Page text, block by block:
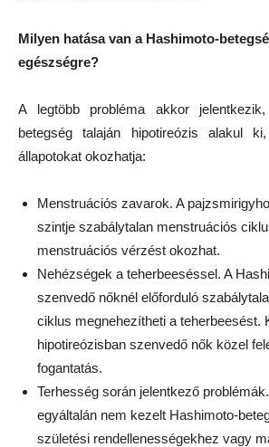
Milyen hatása van a Hashimoto-
egészségre?
A legtöbb probléma akkor
betegség talaján hipotireózis alakul
állapotokat okozhatja:
Menstruációs zavarok. A
szintje szabálytalan menstruációs
menstruációs vérzést okozhat.
Nehézségek a teherbeeséssel. A
szenvedő nőknél előforduló
ciklus megnehezítheti a teherbeesést.
hipotireózisban szenvedő nők közel
fogantatás.
Terhesség során jelentkező
egyáltalán nem kezelt Hashimoto-
születési rendellenességekhez vagy